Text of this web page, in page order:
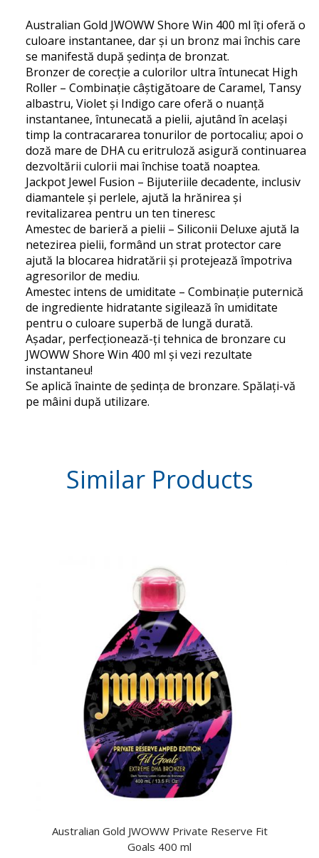
Australian Gold JWOWW Shore Win 400 ml îţi oferă o
culoare instantanee, dar şi un bronz mai închis care
se manifestă după şedinţa de bronzat.
Bronzer de corecție a culorilor ultra întunecat High
Roller – Combinație câștigătoare de Caramel, Tansy
albastru, Violet și Indigo care oferă o nuanță
instantanee, întunecată a pielii, ajutând în același
timp la contracararea tonurilor de portocaliu; apoi o
doză mare de DHA cu eritruloză asigură continuarea
dezvoltării culorii mai închise toată noaptea.
Jackpot Jewel Fusion – Bijuteriile decadente, inclusiv
diamantele și perlele, ajută la hrănirea și
revitalizarea pentru un ten tineresc
Amestec de barieră a pielii – Siliconii Deluxe ajută la
netezirea pielii, formând un strat protector care
ajută la blocarea hidratării și protejează împotriva
agresorilor de mediu.
Amestec intens de umiditate – Combinație puternică
de ingrediente hidratante sigilează în umiditate
pentru o culoare superbă de lungă durată.
Așadar, perfecționează-ți tehnica de bronzare cu
JWOWW Shore Win 400 ml și vezi rezultate
instantaneu!
Se aplică înainte de ședința de bronzare. Spălați-vă
pe mâini după utilizare.
Similar Products
Australian Gold JWOWW Private Reserve Fit
Goals 400 ml